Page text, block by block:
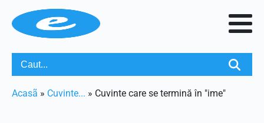
Acasã » Cuvinte... » Cuvinte care se termină în "ime"